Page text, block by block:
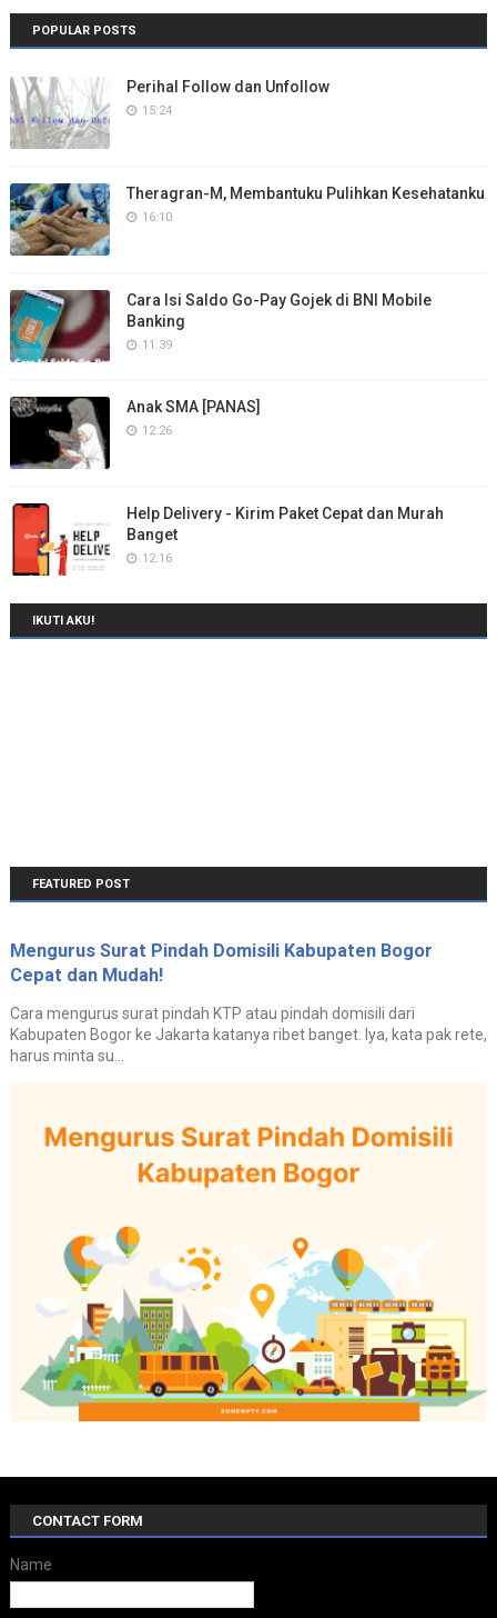
POPULAR POSTS
Perihal Follow dan Unfollow
15:24
Theragran-M, Membantuku Pulihkan Kesehatanku
16:10
Cara Isi Saldo Go-Pay Gojek di BNI Mobile
Banking
11:39
Anak SMA [PANAS]
12:26
Help Delivery - Kirim Paket Cepat dan Murah
Banget
12:16
IKUTI AKU!
FEATURED POST
Mengurus Surat Pindah Domisili Kabupaten Bogor
Cepat dan Mudah!
Cara mengurus surat pindah KTP atau pindah domisili dari
Kabupaten Bogor ke Jakarta katanya ribet banget. Iya, kata pak rete,
harus minta su...
CONTACT FORM
Name